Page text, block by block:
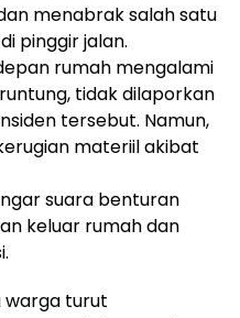
menabrak salah satu
pinggir jalan.
rumah mengalami
tidak dilaporkan
tersebut. Namun,
materiil akibat
suara benturan
keluar rumah dan
turut